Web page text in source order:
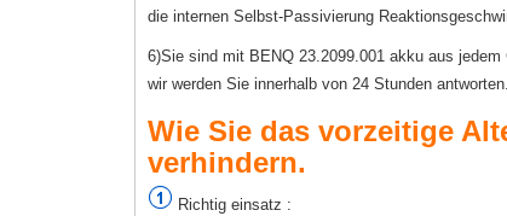
die internen Selbst-Passivierung
6)Sie sind mit BENQ 23.2099.001 akku aus
wir werden Sie innerhalb von 24 Stunden antworten.
Wie Sie das vorzeitige
verhindern.
Richtig einsatz :